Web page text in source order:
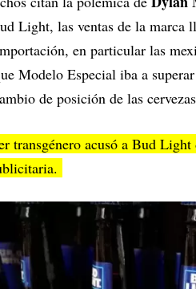
Light, las ventas de la marca
en particular las
Modelo Especial iba a
de posición de las
transgénero acusó a Bud